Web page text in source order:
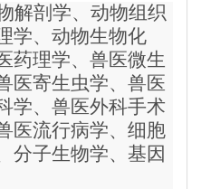
解剖学、动物组织
学、动物生物化
药理学、兽医微生
医寄生虫学、兽医
学、兽医外科手术
医流行病学、细胞
分子生物学、基因